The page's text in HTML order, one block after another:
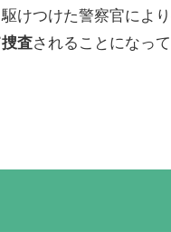
けつけた警察官によ
査されることになっ